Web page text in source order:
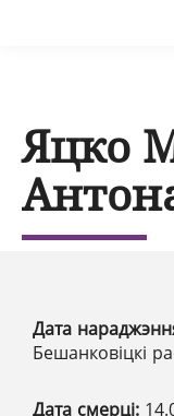
Яцко
Дата
Бешанковіцкі
Дата смерці: